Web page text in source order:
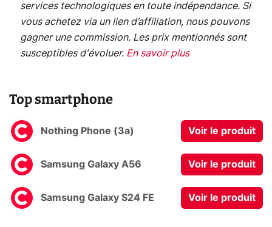
services technologiques en toute indépendance. Si
vous achetez via un lien d’affiliation, nous pouvons
gagner une commission. Les prix mentionnés sont
susceptibles d'évoluer. En savoir plus
Top smartphone
Nothing Phone (3a) Voir le produit
Samsung Galaxy A56 Voir le produit
Samsung Galaxy S24 FE Voir le produit